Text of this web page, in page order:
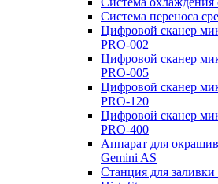
Система переноса
Цифровой сканер
PRO-002
Цифровой сканер
PRO-005
Цифровой сканер
PRO-120
Цифровой сканер
PRO-400
Аппарат для
Gemini AS
Станция для